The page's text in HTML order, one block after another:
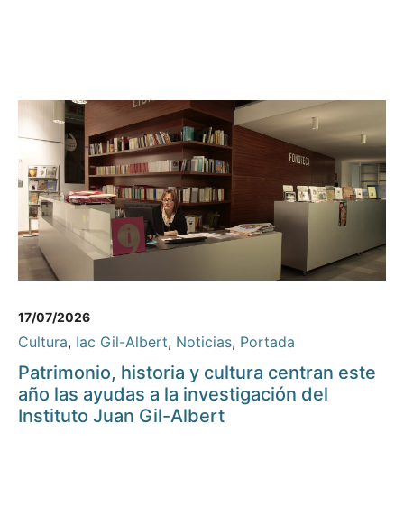
17/07/2026
Cultura, Iac Gil-Albert, Noticias, Portada
Patrimonio, historia y cultura centran este
año las ayudas a la investigación del
Instituto Juan Gil-Albert